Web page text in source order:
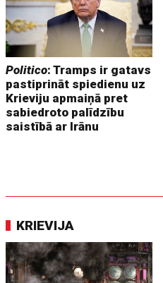
Politico: Tramps ir gatavs
pastiprināt spiedienu uz
Krieviju apmaiņā pret
sabiedroto palīdzību
saistībā ar Irānu
KRIEVIJA